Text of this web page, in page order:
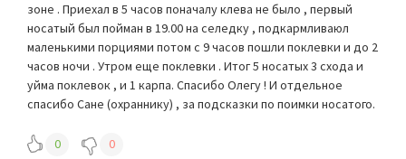
зоне . Приехал в 5 часов поначалу клева не было , первый
носатый был пойман в 19.00 на селедку , подкармливаюл
маленькими порциями потом с 9 часов пошли поклевки и до 2
часов ночи . Утром еще поклевки . Итог 5 носатых 3 схода и
уйма поклевок , и 1 карпа. Спасибо Олегу ! И отдельное
спасибо Сане (охраннику) , за подсказки по поимки носатого.
0 0